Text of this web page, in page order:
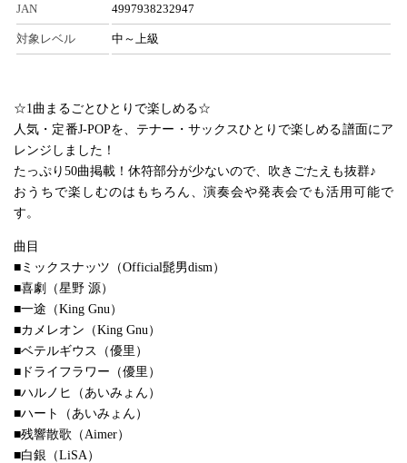
JAN 4997938232947
対象レベル 中～上級
☆1曲まるごとひとりで楽しめる☆
人気・定番J-POPを、テナー・サックスひとりで楽しめる譜面にア
レンジしました！
たっぷり50曲掲載！休符部分が少ないので、吹きごたえも抜群♪
おうちで楽しむのはもちろん、演奏会や発表会でも活用可能で
す。
曲目
■ミックスナッツ（Official髭男dism）
■喜劇（星野 源）
■一途（King Gnu）
■カメレオン（King Gnu）
■ベテルギウス（優里）
■ドライフラワー（優里）
■ハルノヒ（あいみょん）
■ハート（あいみょん）
■残響散歌（Aimer）
■白銀（LiSA）